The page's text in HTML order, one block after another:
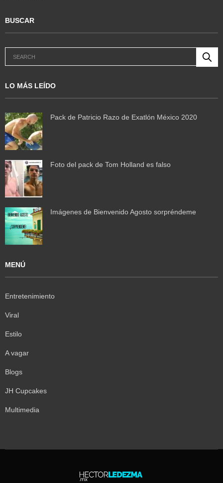
BUSCAR
LO MÁS LEÍDO
Pack de Patricio Razo de Exatlón México 2020
Foto del pack de Tom Holland es falso
Imágenes de Bienvenido Agosto sorpréndeme
MENÚ
Entretenimiento
Viral
Estilo
A vagar
Blogs
JH Cupcakes
Multimedia